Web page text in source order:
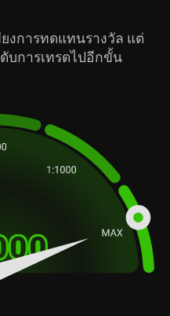
งการทดแทนรางวัล แต่
บการเทรดไปอีกขั้น